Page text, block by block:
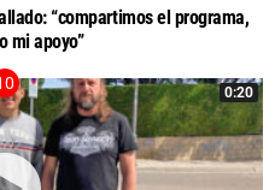
“compartimos el programa,
mi apoyo”
0:20